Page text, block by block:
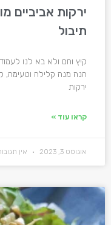
ירקות אביביים
תיבול
קיץ וחם ולא בא לנו
הנה מנה קלילה וטעימה,
ירקות
קראו עוד »
אוגוסט 3, 2023 אין